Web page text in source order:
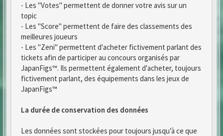
- Les "Votes" permettent de donner votre avis sur un
topic
- Les "Score" permettent de faire des classements des
meilleures joueurs
- Les "Zeni" permettent d'acheter fictivement parlant des
tickets afin de participer au concours organisés par
JapanFigs™. Ils permettent également d'acheter, toujours
fictivement parlant, des équipements dans les jeux de
JapanFigs™
La durée de conservation des données
Les données sont stockées pour toujours jusqu’à ce que